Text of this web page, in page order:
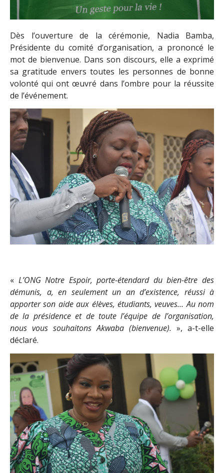
Dès l’ouverture de la cérémonie, Nadia Bamba,
Présidente du comité d’organisation, a prononcé le
mot de bienvenue. Dans son discours, elle a exprimé
sa gratitude envers toutes les personnes de bonne
volonté qui ont œuvré dans l’ombre pour la réussite
de l’événement.
« L’ONG Notre Espoir, porte-étendard du bien-être des
démunis, a, en seulement un an d’existence, réussi à
apporter son aide aux élèves, étudiants, veuves… Au nom
de la présidence et de toute l’équipe de l’organisation,
nous vous souhaitons Akwaba (bienvenue). », a-t-elle
déclaré.